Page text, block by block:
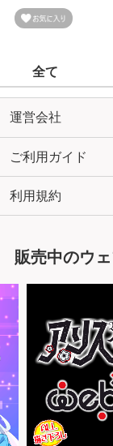
全て
運営会社
ご利用ガイド
利用規約
販売中のウ